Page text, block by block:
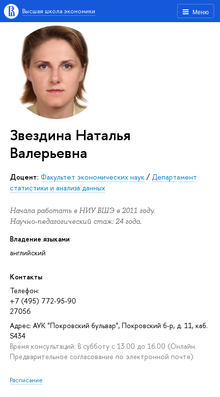
Меню
Высшая школа экономики
Звездина Наталья
Валерьевна
Доцент: Факультет экономических наук / Департамент
статистики и анализа данных
Начала работать в НИУ ВШЭ в 2011 году.
Научно-педагогический стаж: 24 года.
Владение языками
английский
Контакты
Телефон:
+7 (495) 772-95-90
27056
Адрес: АУК "Покровский бульвар", Покровский б-р, д. 11, каб.
S434
Время консультаций: В субботу с 13.00 до 16.00 (Онлайн.
Предварительное согласование по электронной почте)
Расписание